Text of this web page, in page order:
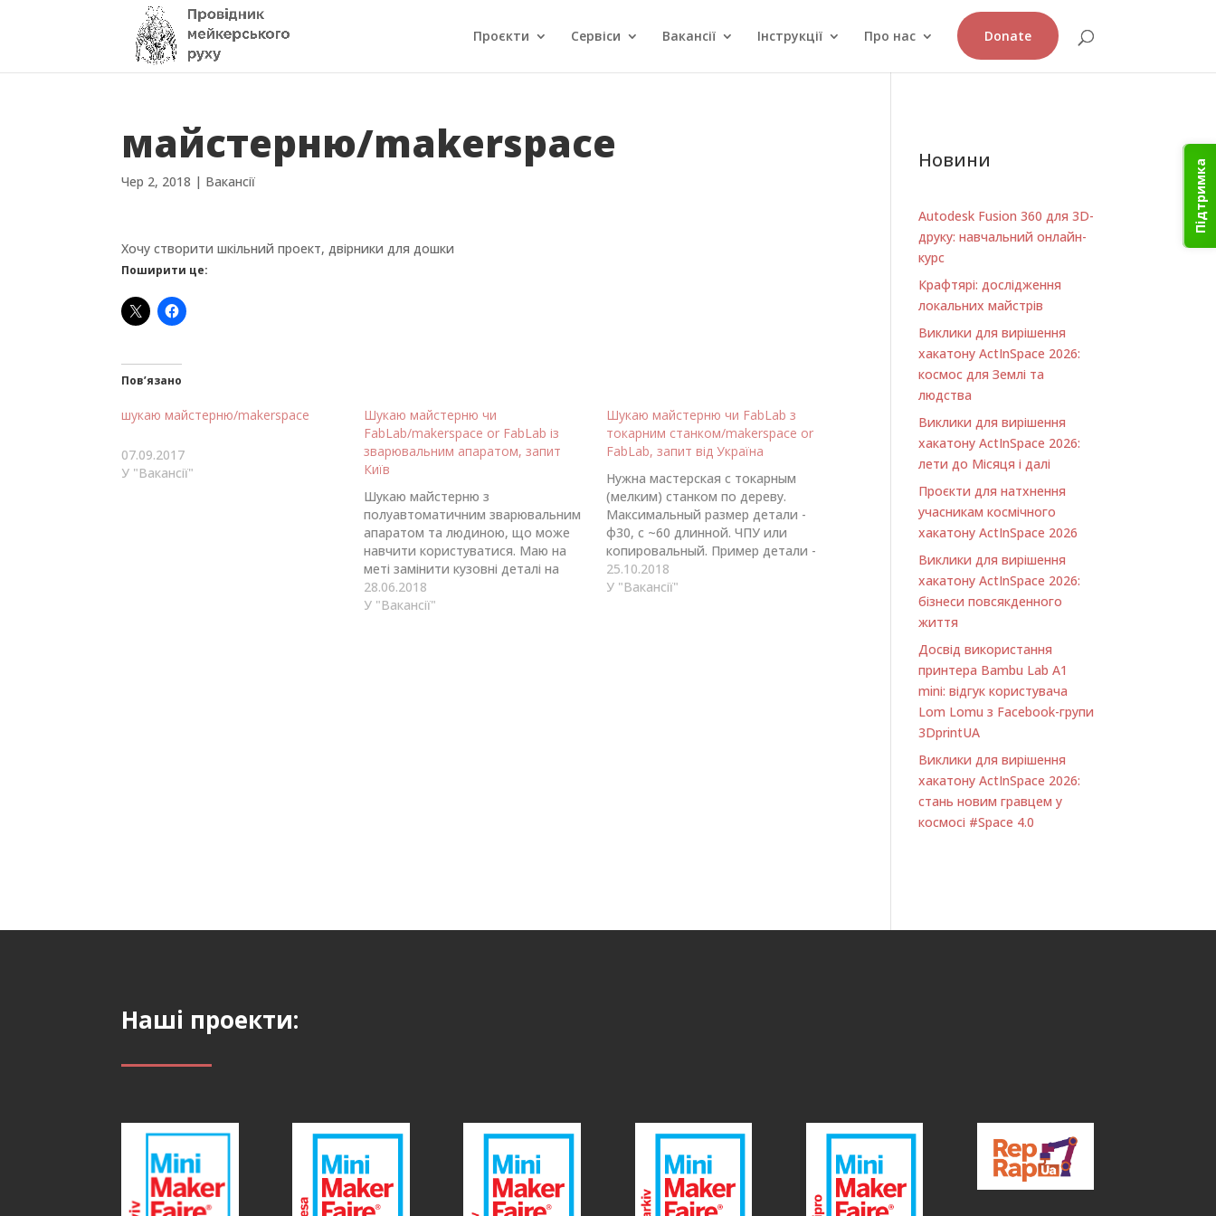
Підтримка
Проєкти Сервіси Вакансії Інструкції Про нас Donate
майстерню/makerspace
Чер 2, 2018 | Вакансії
Хочу створити шкільний проект, двірники для дошки
Поширити це:
Пов’язано
шукаю майстерню/makerspace
07.09.2017
У "Вакансії"
Шукаю майстерню чи
FabLab/makerspace or FabLab із
зварювальним апаратом, запит
Київ
Шукаю майстерню з
полуавтоматичним зварювальним
апаратом та людиною, що може
навчити користуватися. Маю на
меті замінити кузовні деталі на
своєму авто (Лада 2107). Є
невеликий досвід зварювання
28.06.2018
У "Вакансії"
Шукаю майстерню чи FabLab з
токарним станком/makerspace or
FabLab, запит від Україна
Нужна мастерская с токарным
(мелким) станком по дереву.
Максимальный размер детали -
ф30, с ~60 длинной. ЧПУ или
копировальный. Пример детали -
на картинке.
https://drive.google.com/open?
25.10.2018
У "Вакансії"
Новини
Autodesk Fusion 360 для 3D-
друку: навчальний онлайн-
курс
Крафтярі: дослідження
локальних майстрів
Виклики для вирішення
хакатону ActInSpace 2026:
космос для Землі та
людства
Виклики для вирішення
хакатону ActInSpace 2026:
лети до Місяця і далі
Проєкти для натхнення
учасникам космічного
хакатону ActInSpace 2026
Виклики для вирішення
хакатону ActInSpace 2026:
бізнеси повсякденного
життя
Досвід використання
принтера Bambu Lab A1
minі: відгук користувача
Lom Lomu з Facebook-групи
3DprintUA
Виклики для вирішення
хакатону ActInSpace 2026:
стань новим гравцем у
космосі #Space 4.0
Наші проекти: